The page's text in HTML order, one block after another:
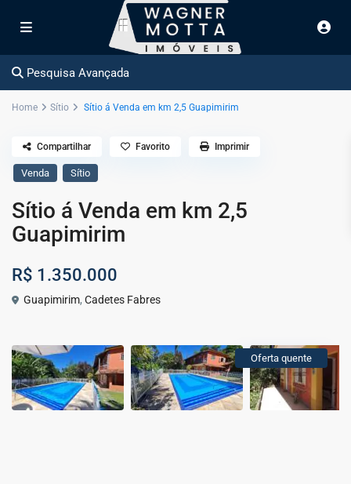
Pesquisa Avançada
Home Sítio Sítio á Venda em km 2,5 Guapimirim
Venda Sítio
Sítio á Venda em km 2,5
Guapimirim
R$ 1.350.000
Guapimirim,Cadetes Fabres
Compartilhar Favorito Imprimir
Oferta quente